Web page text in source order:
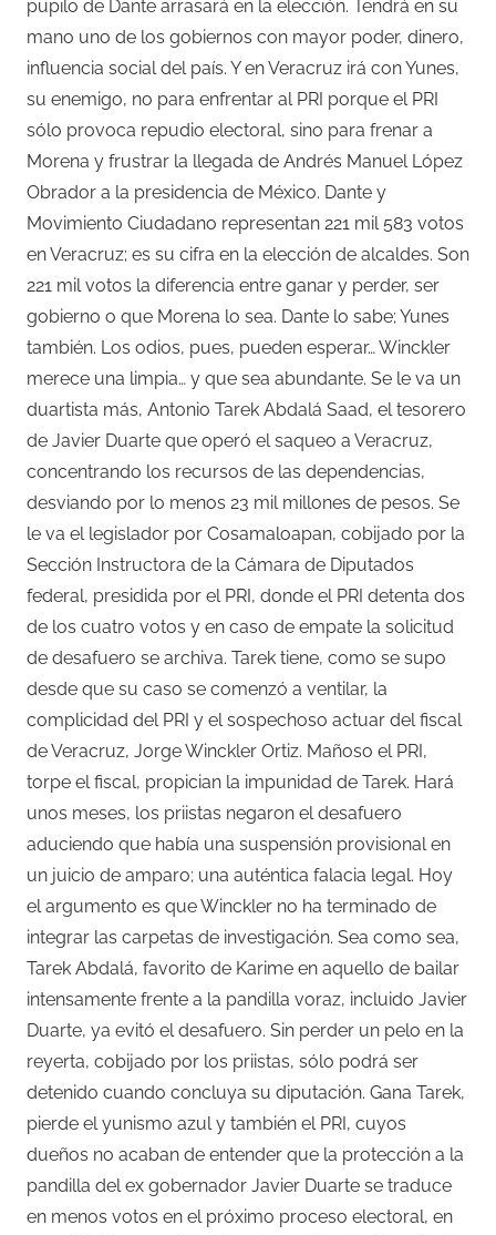
pupilo de Dante arrasará en la elección. Tendrá en su
mano uno de los gobiernos con mayor poder, dinero,
influencia social del país. Y en Veracruz irá con Yunes,
su enemigo, no para enfrentar al PRI porque el PRI
sólo provoca repudio electoral, sino para frenar a
Morena y frustrar la llegada de Andrés Manuel López
Obrador a la presidencia de México. Dante y
Movimiento Ciudadano representan 221 mil 583 votos
en Veracruz; es su cifra en la elección de alcaldes. Son
221 mil votos la diferencia entre ganar y perder, ser
gobierno o que Morena lo sea. Dante lo sabe; Yunes
también. Los odios, pues, pueden esperar… Winckler
merece una limpia… y que sea abundante. Se le va un
duartista más, Antonio Tarek Abdalá Saad, el tesorero
de Javier Duarte que operó el saqueo a Veracruz,
concentrando los recursos de las dependencias,
desviando por lo menos 23 mil millones de pesos. Se
le va el legislador por Cosamaloapan, cobijado por la
Sección Instructora de la Cámara de Diputados
federal, presidida por el PRI, donde el PRI detenta dos
de los cuatro votos y en caso de empate la solicitud
de desafuero se archiva. Tarek tiene, como se supo
desde que su caso se comenzó a ventilar, la
complicidad del PRI y el sospechoso actuar del fiscal
de Veracruz, Jorge Winckler Ortiz. Mañoso el PRI,
torpe el fiscal, propician la impunidad de Tarek. Hará
unos meses, los priistas negaron el desafuero
aduciendo que había una suspensión provisional en
un juicio de amparo; una auténtica falacia legal. Hoy
el argumento es que Winckler no ha terminado de
integrar las carpetas de investigación. Sea como sea,
Tarek Abdalá, favorito de Karime en aquello de bailar
intensamente frente a la pandilla voraz, incluido Javier
Duarte, ya evitó el desafuero. Sin perder un pelo en la
reyerta, cobijado por los priistas, sólo podrá ser
detenido cuando concluya su diputación. Gana Tarek,
pierde el yunismo azul y también el PRI, cuyos
dueños no acaban de entender que la protección a la
pandilla del ex gobernador Javier Duarte se traduce
en menos votos en el próximo proceso electoral, en